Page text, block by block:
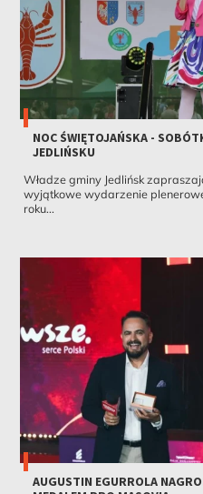
NOC ŚWIĘTOJAŃSKA -
JEDLIŃSKU
Władze gminy Jedlińsk
wyjątkowe wydarzenie
roku...
AUGUSTIN EGURROLA